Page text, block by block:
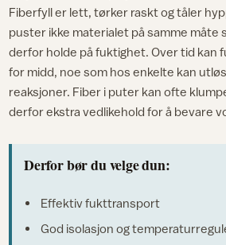
Fiberfyll er lett, tørker raskt og tåler
puster ikke materialet på samme måte
derfor holde på fuktighet. Over tid kan
for midd, noe som hos enkelte kan
reaksjoner. Fiber i puter kan ofte
derfor ekstra vedlikehold for å bevare
Derfor bør du velge dun:
Effektiv fukttransport
God isolasjon og